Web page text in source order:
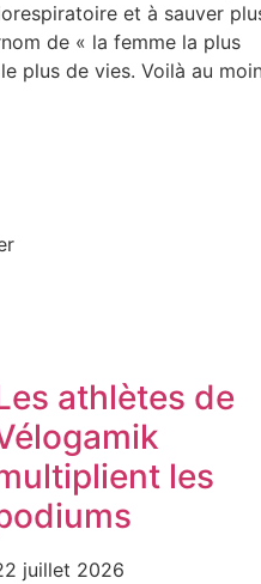
et à sauver
de « la femme la plus
plus de vies. Voilà au
athlètes de
les
juillet 2026